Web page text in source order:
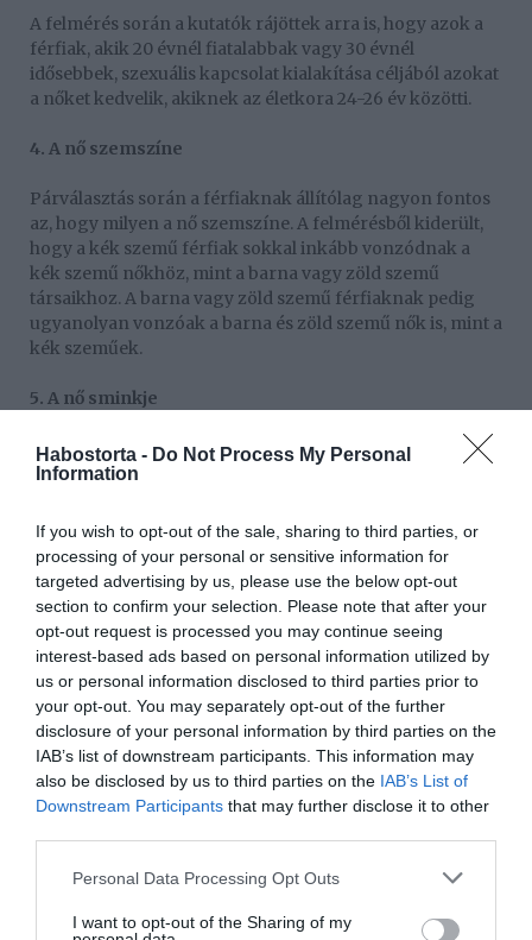
Habostorta - Do Not Process My Personal
Information
If you wish to opt-out of the sale, sharing to third parties, or
processing of your personal or sensitive information for
targeted advertising by us, please use the below opt-out
section to confirm your selection. Please note that after your
opt-out request is processed you may continue seeing
interest-based ads based on personal information utilized by
us or personal information disclosed to third parties prior to
your opt-out. You may separately opt-out of the further
disclosure of your personal information by third parties on the
IAB’s list of downstream participants. This information may
also be disclosed by us to third parties on the IAB’s List of
Downstream Participants that may further disclose it to other
Please note that this website/app uses one or more Google
not limited to your visit or usage behaviour. You may click to
Personal Data Processing Opt Outs
I want to opt-out of the Sharing of my
A felmérés során a kutatók rájöttek arra is, hogy azok a
férfiak, akik 20 évnél fiatalabbak vagy 30 évnél
idősebbek, szexuális kapcsolat kialakítása céljából azokat
a nőket kedvelik, akiknek az életkora 24-26 év közötti.
4. A nő szemszíne
Párválasztás során a férfiaknak állítólag nagyon fontos
az, hogy milyen a nő szemszíne. A felmérésből kiderült,
hogy a kék szemű férfiak sokkal inkább vonzódnak a
kék szemű nőkhöz, mint a barna vagy zöld szemű
társaikhoz. A barna vagy zöld szemű férfiaknak pedig
ugyanolyan vonzóak a barna és zöld szemű nők is, mint a
kék szeműek.
5. A nő sminkje
Felmérések alapján a férfiak azokat a nőket kedvelik,
akik visszafogottan sminkelik magukat. Ennek ellenére
kedveli, csak azért, mert azt remélik, hogy ezzel
kitűnhetnek a tömegből és jobban felkeltik a férfiak
figyelmét. Azok a nők, akik a sminkjükkel és a szépre
festett arcukkal próbálják elcsábítani a férfiakat, lehet,
hogy sikerrel járnak ugyan a csábításban, azonban az
így megszerzett kapcsolat semmiképp sem lesz hosszú
6. A nő derék-csípő aránya
Felmérések alapján a férfiak azokat a nőket kedvelik
inkább, akiknek ideális a derék-csípő aránya. Ahhoz,
hogy ezt kiszámold, mérd meg a derekad legkeskenyebb
pontját és a csípőd legszélesebb pontját, majd a derék
körméretét oszd el a csípő körméretével. Ha 0,7 cm körüli
tökéletesnek látják a férfiak.